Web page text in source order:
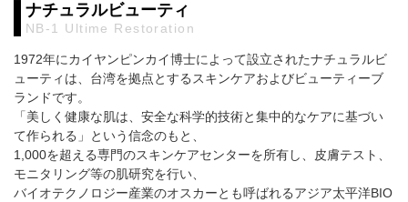
ナチュラルビューティ
NB-1 Ultime Restoration
1972年にカイヤンピンカイ博士によって設立されたナチュラルビ
ューティは、台湾を拠点とするスキンケアおよびビューティーブ
ランドです。
「美しく健康な肌は、安全な科学的技術と集中的なケアに基づい
て作られる」という信念のもと、
1,000を超える専門のスキンケアセンターを所有し、皮膚テスト、
モニタリング等の肌研究を行い、
バイオテクノロジー産業のオスカーとも呼ばれるアジア太平洋BIO